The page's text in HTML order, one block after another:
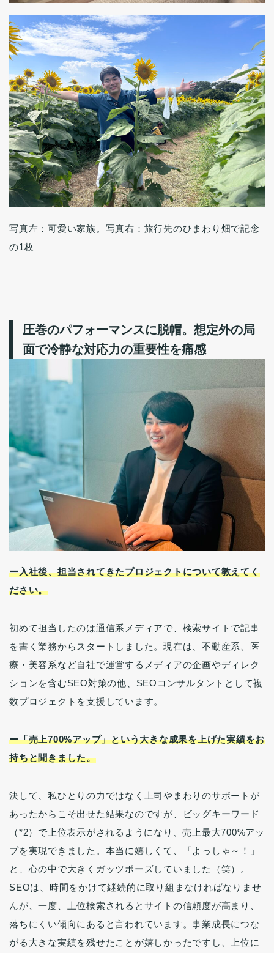
写真左：可愛い家族。写真右：旅行先のひまわり畑で記念
の1枚
圧巻のパフォーマンスに脱帽。想定外の局
面で冷静な対応力の重要性を痛感
ー入社後、担当されてきたプロジェクトについて教えてく
ださい。
初めて担当したのは通信系メディアで、検索サイトで記事
を書く業務からスタートしました。現在は、不動産系、医
療・美容系など自社で運営するメディアの企画やディレク
ションを含むSEO対策の他、SEOコンサルタントとして複
数プロジェクトを支援しています。
ー「売上700%アップ」という大きな成果を上げた実績をお
持ちと聞きました。
決して、私ひとりの力ではなく上司やまわりのサポートが
あったからこそ出せた結果なのですが、ビッグキーワード
（*2）で上位表示がされるようになり、売上最大700%アッ
プを実現できました。本当に嬉しくて、「よっしゃ～！」
と、心の中で大きくガッツポーズしていました（笑）。
SEOは、時間をかけて継続的に取り組まなければなりませ
んが、一度、上位検索されるとサイトの信頼度が高まり、
落ちにくい傾向にあると言われています。事業成長につな
がる大きな実績を残せたことが嬉しかったですし、上位に